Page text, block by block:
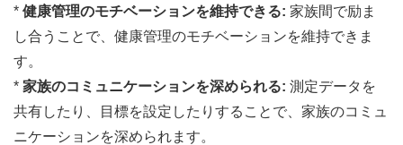
* 健康管理のモチベーションを維持できる: 家族間で励ま
し合うことで、健康管理のモチベーションを維持できま
す。
* 家族のコミュニケーションを深められる: 測定データを
共有したり、目標を設定したりすることで、家族のコミュ
ニケーションを深められます。